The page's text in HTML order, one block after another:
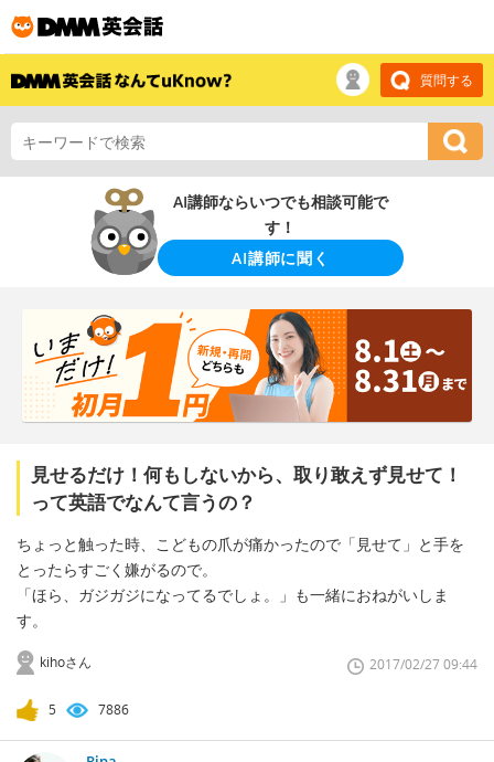
質問する
AI講師ならいつでも相談可能で
す！
AI講師に聞く
見せるだけ！何もしないから、取り敢えず見せて！
って英語でなんて言うの？
ちょっと触った時、こどもの爪が痛かったので「見せて」と手を
とったらすごく嫌がるので。
「ほら、ガジガジになってるでしょ。」も一緒におねがいしま
す。
kihoさん 2017/02/27 09:44
5 7886